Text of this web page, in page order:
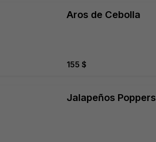
Aros de Cebolla
155 $
Jalapeños Poppers